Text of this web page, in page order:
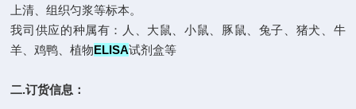
上清、组织匀浆等标本。
我司供应的种属有：人、大鼠、小鼠、豚鼠、兔子、猪犬、牛
羊、鸡鸭、植物ELISA试剂盒等
二.订货信息：